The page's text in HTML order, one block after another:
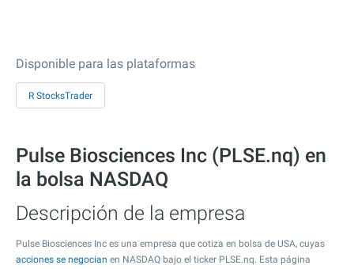
Disponible para las plataformas
R StocksTrader
Pulse Biosciences Inc (PLSE.nq) en
la bolsa NASDAQ
Descripción de la empresa
Pulse Biosciences Inc es una empresa que cotiza en bolsa de USA, cuyas
acciones se negocian en NASDAQ bajo el ticker PLSE.nq. Esta página